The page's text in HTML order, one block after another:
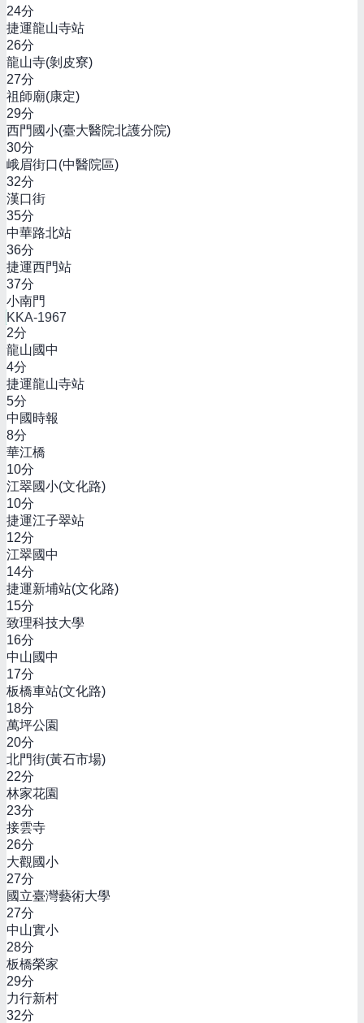
24分
捷運龍山寺站
26分
龍山寺(剝皮寮)
27分
祖師廟(康定)
29分
西門國小(臺大醫院北護分院)
30分
峨眉街口(中醫院區)
32分
漢口街
35分
中華路北站
36分
捷運西門站
37分
小南門
KKA-1967
2分
龍山國中
4分
捷運龍山寺站
5分
中國時報
8分
華江橋
10分
江翠國小(文化路)
10分
捷運江子翠站
12分
江翠國中
14分
捷運新埔站(文化路)
15分
致理科技大學
16分
中山國中
17分
板橋車站(文化路)
18分
萬坪公園
20分
北門街(黃石市場)
22分
林家花園
23分
接雲寺
26分
大觀國小
27分
國立臺灣藝術大學
27分
中山實小
28分
板橋榮家
29分
力行新村
32分